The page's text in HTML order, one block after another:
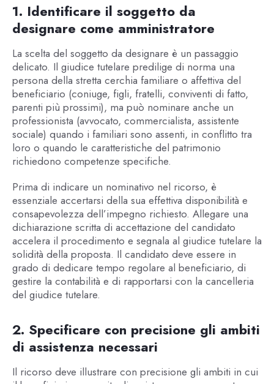
1. Identificare il soggetto da
designare come amministratore
La scelta del soggetto da designare è un passaggio
delicato. Il giudice tutelare predilige di norma una
persona della stretta cerchia familiare o affettiva del
beneficiario (coniuge, figli, fratelli, conviventi di fatto,
parenti più prossimi), ma può nominare anche un
professionista (avvocato, commercialista, assistente
sociale) quando i familiari sono assenti, in conflitto tra
loro o quando le caratteristiche del patrimonio
richiedono competenze specifiche.
Prima di indicare un nominativo nel ricorso, è
essenziale accertarsi della sua effettiva disponibilità e
consapevolezza dell’impegno richiesto. Allegare una
dichiarazione scritta di accettazione del candidato
accelera il procedimento e segnala al giudice tutelare la
solidità della proposta. Il candidato deve essere in
grado di dedicare tempo regolare al beneficiario, di
gestire la contabilità e di rapportarsi con la cancelleria
del giudice tutelare.
2. Specificare con precisione gli ambiti
di assistenza necessari
Il ricorso deve illustrare con precisione gli ambiti in cui